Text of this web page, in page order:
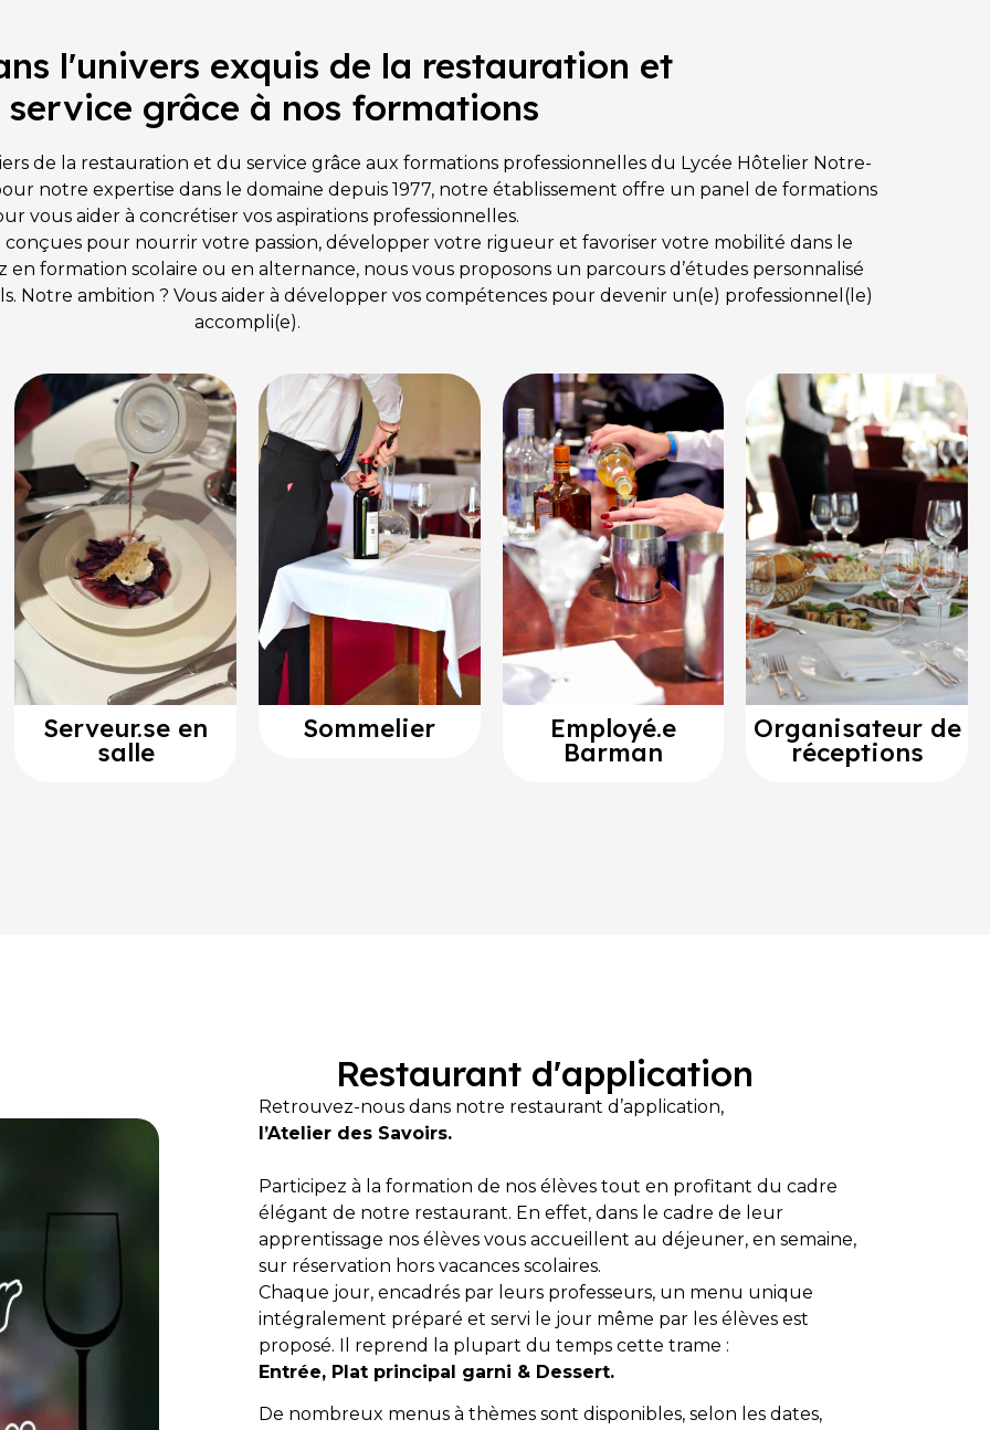
l'univers exquis de la restauration et
service grâce à nos formations
de la restauration et du service grâce aux formations professionnelles du Lycée Hôtelier Notre-
notre expertise dans le domaine depuis 1977, notre établissement offre un panel de formations
vous aider à concrétiser vos aspirations professionnelles.
conçues pour nourrir votre passion, développer votre rigueur et favoriser votre mobilité dans le
en formation scolaire ou en alternance, nous vous proposons un parcours d’études personnalisé
Notre ambition ? Vous aider à développer vos compétences pour devenir un(e) professionnel(le)
accompli(e).
Serveur.se en
salle
Sommelier Employé.e
Barman
Organisateur de
réceptions
Restaurant d'application
Retrouvez-nous dans notre restaurant d’application,
l’Atelier des Savoirs.
Participez à la formation de nos élèves tout en profitant du cadre
élégant de notre restaurant. En effet, dans le cadre de leur
apprentissage nos élèves vous accueillent au déjeuner, en semaine,
sur réservation hors vacances scolaires.
Chaque jour, encadrés par leurs professeurs, un menu unique
intégralement préparé et servi le jour même par les élèves est
proposé. Il reprend la plupart du temps cette trame :
Entrée, Plat principal garni & Dessert.
De nombreux menus à thèmes sont disponibles, selon les dates,